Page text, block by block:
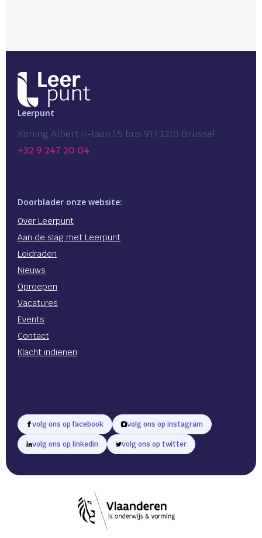
Leerpunt
Koning Albert II-laan 15 bus 917 1210 Brussel
+32 9 247 20 04
Doorblader onze website:
Over Leerpunt
Aan de slag met Leerpunt
Leidraden
Nieuws
Oproepen
Vacatures
Events
Contact
Klacht indienen
volg ons op facebook volg ons op instagram
volg ons op linkedin volg ons op twitter